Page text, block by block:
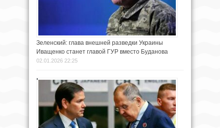
Зеленский: глава внешней разведки Украины
Иващенко станет главой ГУР вместо Буданова
02.01.2026 22:25